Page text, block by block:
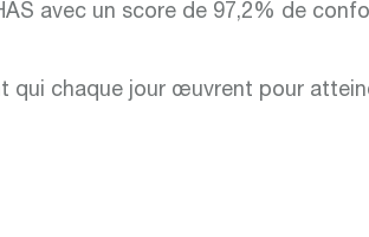
avec un score de 97,2% de
qui chaque jour œuvrent pour